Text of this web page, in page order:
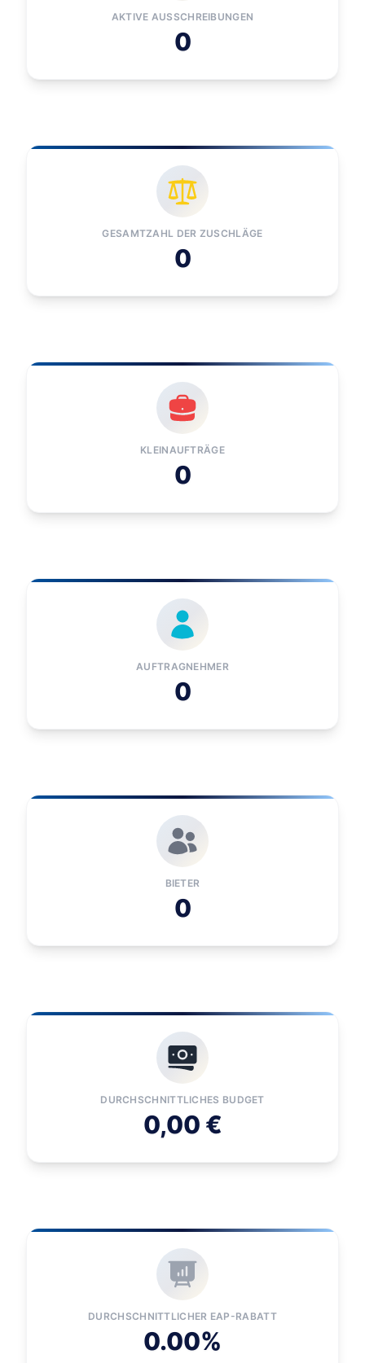
AKTIVE AUSSCHREIBUNGEN
0
GESAMTZAHL DER ZUSCHLÄGE
0
KLEINAUFTRÄGE
0
AUFTRAGNEHMER
0
BIETER
0
DURCHSCHNITTLICHES BUDGET
0,00 €
DURCHSCHNITTLICHER EAP-RABATT
0.00%